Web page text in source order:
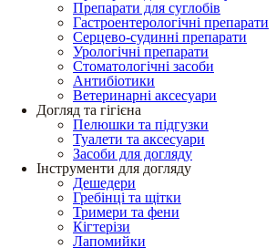
Препарати для суглобів
Гастроентерологічні препарати
Серцево-судинні препарати
Урологічні препарати
Стоматологічні засоби
Антибіотики
Ветеринарні аксесуари
Догляд та гігієна
Пелюшки та підгузки
Туалети та аксесуари
Засоби для догляду
Інструменти для догляду
Дешедери
Гребінці та щітки
Тримери та фени
Кігтерізи
Лапомийки